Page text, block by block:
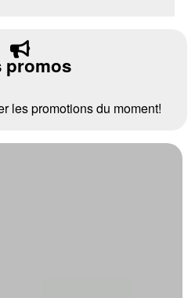
promos
les promotions du moment!